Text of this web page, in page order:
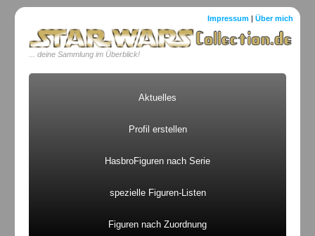
Impressum |Über mich
... deine Sammlung im Überblick!
Aktuelles
Profil erstellen
HasbroFiguren nach Serie
spezielle Figuren-Listen
Figuren nach Zuordnung